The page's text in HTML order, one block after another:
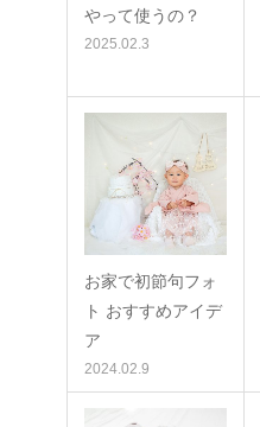
やって使うの？
2025.02.3
お家で初節句フォ
ト おすすめアイデ
ア
2024.02.9